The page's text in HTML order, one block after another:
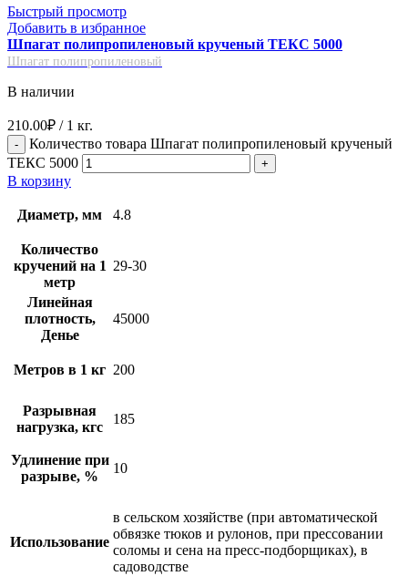
Быстрый просмотр
Добавить в избранное
Шпагат полипропиленовый крученый ТЕКС 5000
Шпагат полипропиленовый
В наличии
210.00₽ / 1 кг.
Количество товара Шпагат полипропиленовый крученый
ТЕКС 5000
В корзину
Диаметр, мм 4.8
Количество
кручений на 1
метр
29-30
Линейная
плотность,
Денье
45000
Метров в 1 кг 200
Разрывная
нагрузка, кгс
185
Удлинение при
разрыве, %
10
Использование
в сельском хозяйстве (при автоматической
обвязке тюков и рулонов, при прессовании
соломы и сена на пресс-подборщиках), в
садоводстве